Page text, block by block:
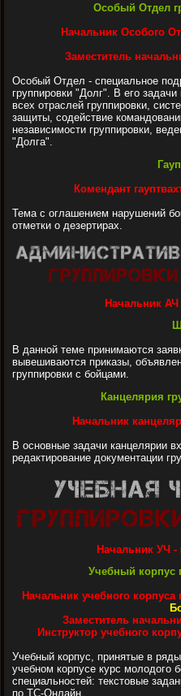
Особый Отдел
Начальник Особого
Заместитель
Особый Отдел - специальное
группировки "Долг". В его
всех отраслей группировки,
защиты, содействие
независимости группировки,
"Долга".
Комендант
Тема с оглашением нарушений
отметки о дезертирах.
Начальник АЧ
В данной теме принимаются
вывешиваются приказы,
группировки с бойцами.
Канцелярия
Начальник
В основные задачи канцелярии
редактирование документации
Начальник УЧ -
Учебный корпус
Начальник учебного
Заместитель
Инструктор учебного
Учебный корпус, принятые в
учебном корпусе курс молодого
специальностей: текстовые
по ТС-Онлайн.